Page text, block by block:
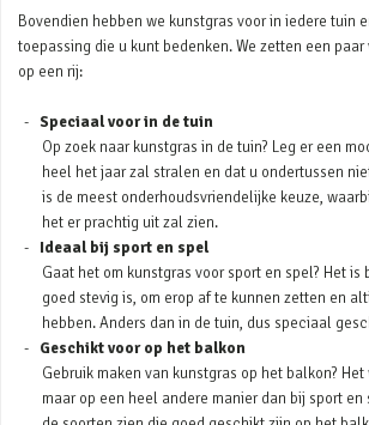
Bovendien hebben we kunstgras voor in iedere tuin
toepassing die u kunt bedenken. We zetten een
op een rij:
Speciaal voor in de tuin
Op zoek naar kunstgras in de tuin? Leg er een
heel het jaar zal stralen en dat u ondertussen
is de meest onderhoudsvriendelijke keuze,
het er prachtig uit zal zien.
Ideaal bij sport en spel
Gaat het om kunstgras voor sport en spel? Het
goed stevig is, om erop af te kunnen zetten en
hebben. Anders dan in de tuin, dus speciaal
Geschikt voor op het balkon
Gebruik maken van kunstgras op het balkon?
maar op een heel andere manier dan bij sport